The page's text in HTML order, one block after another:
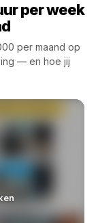
per week
per maand op
— en hoe jij